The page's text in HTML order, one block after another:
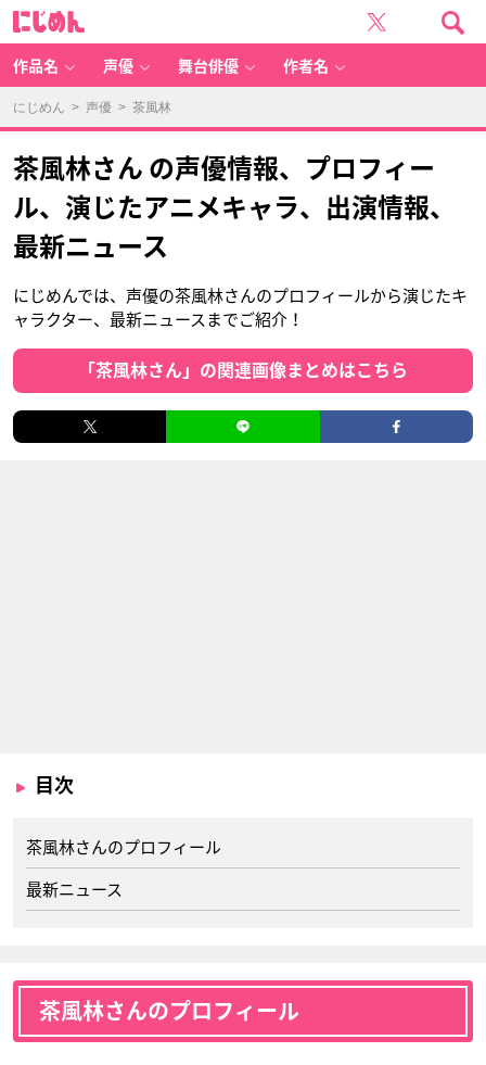
作品名 声優 舞台俳優 作者名
にじめん > 声優 > 茶風林
茶風林さん の声優情報、プロフィー
ル、演じたアニメキャラ、出演情報、
最新ニュース
にじめんでは、声優の茶風林さんのプロフィールから演じたキ
ャラクター、最新ニュースまでご紹介！
「茶風林さん」の関連画像まとめはこちら
目次
茶風林さんのプロフィール
最新ニュース
茶風林さんのプロフィール